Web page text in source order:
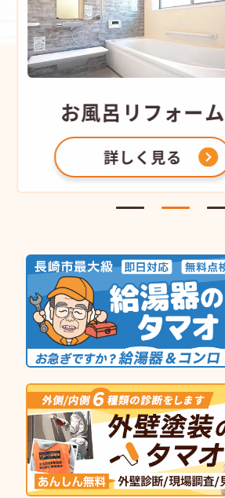
お風呂 リフォーム
詳しく見る